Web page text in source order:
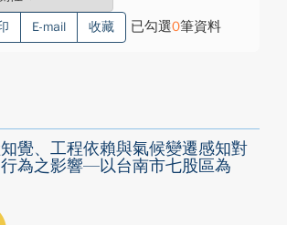
E-mail 收藏 已勾選0筆資料
覺、工程依賴與氣候變遷感知對
為之影響—以台南市七股區為